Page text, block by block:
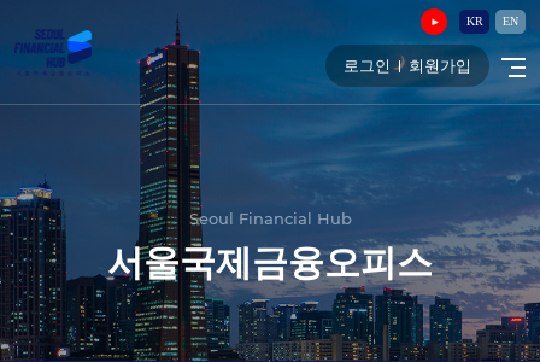
KR EN
로그인 회원가입
Seoul Financial Hub
서울국제금융오피스